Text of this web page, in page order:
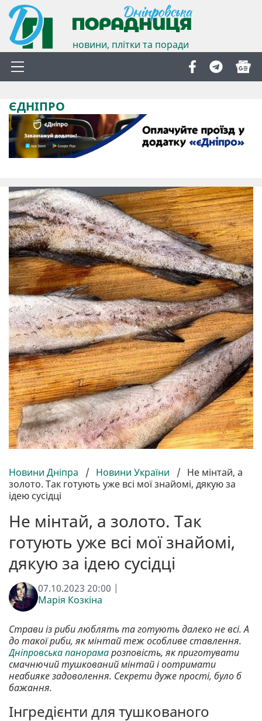
новини, плітки та поради
ЄДНІПРО
Новини Дніпра / Новини України / Не мінтай, а
золото. Так готують уже всі мої знайомі, дякую за
ідею сусідці
Не мінтай, а золото. Так
готують уже всі мої знайомі,
дякую за ідею сусідці
07.10.2023 20:00 |
Марія Козкіна
Страви із риби люблять та готують далеко не всі. А
до такої риби, як мінтай теж особливе ставлення.
Дніпровська панорамарозповість, як приготувати
смачнючий тушкований мінтай і оотримати
неабияке задоволення. Секрети дуже прості, було б
бажання.
Інгредієнти для тушкованого